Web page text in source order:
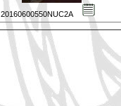
20160600550NUC2A